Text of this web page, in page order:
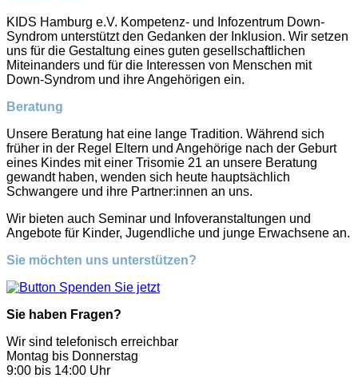
KIDS Hamburg e.V. Kompetenz- und Infozentrum Down-
Syndrom unterstützt den Gedanken der Inklusion. Wir setzen
uns für die Gestaltung eines guten gesellschaftlichen
Miteinanders und für die Interessen von Menschen mit
Down-Syndrom und ihre Angehörigen ein.
Beratung
Unsere Beratung hat eine lange Tradition. Während sich
früher in der Regel Eltern und Angehörige nach der Geburt
eines Kindes mit einer Trisomie 21 an unsere Beratung
gewandt haben, wenden sich heute hauptsächlich
Schwangere und ihre Partner:innen an uns.
Wir bieten auch Seminar und Infoveranstaltungen und
Angebote für Kinder, Jugendliche und junge Erwachsene an.
Sie möchten uns unterstützen?
Sie haben Fragen?
Wir sind telefonisch erreichbar
Montag bis Donnerstag
9:00 bis 14:00 Uhr